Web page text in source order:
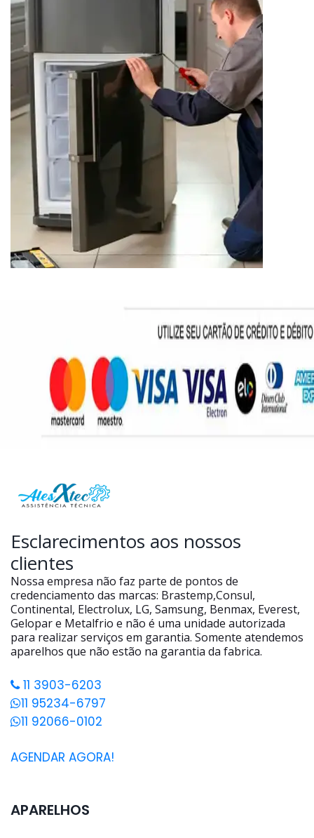
Esclarecimentos aos nossos
clientes
Nossa empresa não faz parte de pontos de
credenciamento das marcas: Brastemp,Consul,
Continental, Electrolux, LG, Samsung, Benmax, Everest,
Gelopar e Metalfrio e não é uma unidade autorizada
para realizar serviços em garantia. Somente atendemos
aparelhos que não estão na garantia da fabrica.
11 3903-6203
11 95234-6797
11 92066-0102
AGENDAR AGORA!
APARELHOS